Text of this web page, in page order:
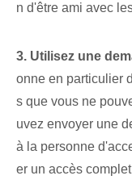
n⁤ d'être ami avec
3. Utilisez une
onne en particulier
s que vous ne
uvez envoyer une
à la personne
er un accès